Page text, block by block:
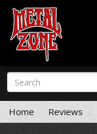
Skip
main
content
Search
form
Search
Home Reviews